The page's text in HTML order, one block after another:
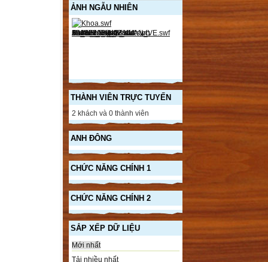
ẢNH NGẪU NHIÊN
THÀNH VIÊN TRỰC TUYẾN
2 khách và 0 thành viên
ANH ĐÔNG
CHỨC NĂNG CHÍNH 1
CHỨC NĂNG CHÍNH 2
SẮP XẾP DỮ LIỆU
Mới nhất
Tải nhiều nhất